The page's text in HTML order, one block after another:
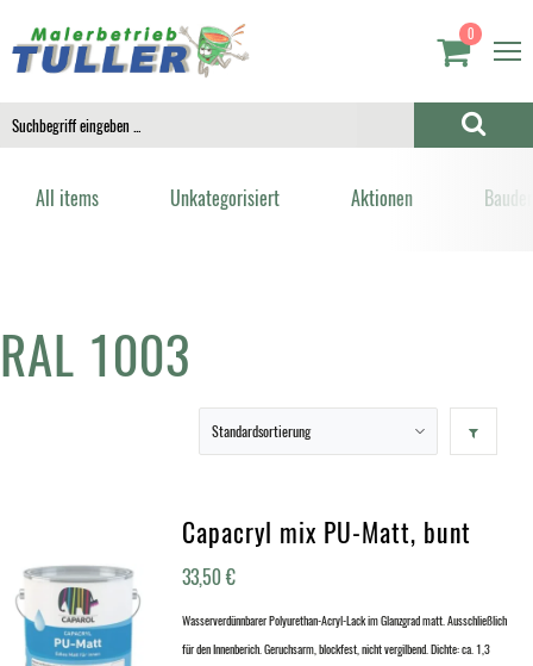
0
All items Unkategorisiert Aktionen
RAL 1003
Capacryl mix PU-Matt, bunt
33,50€
Wasserverdünnbarer Polyurethan-Acryl-Lack im Glanzgrad matt. Ausschließlich
für den Innenberich. Geruchsarm, blockfest, nicht vergilbend. Dichte: ca. 1,3